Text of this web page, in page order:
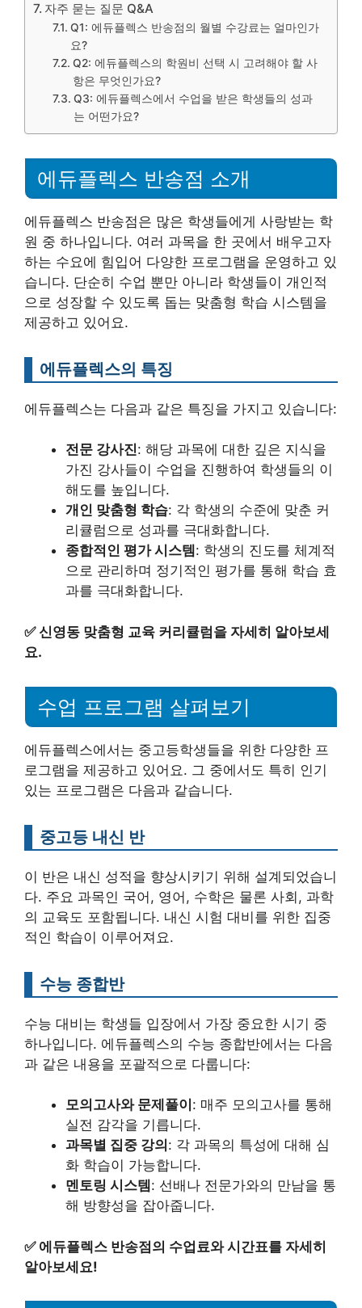
자주 묻는 질문 Q&A
Q1: 에듀플렉스 반송점의 월별 수강료는 얼마인가
요?
Q2: 에듀플렉스의 학원비 선택 시 고려해야 할 사
항은 무엇인가요?
Q3: 에듀플렉스에서 수업을 받은 학생들의 성과
는 어떤가요?
에듀플렉스 반송점 소개
에듀플렉스 반송점은 많은 학생들에게 사랑받는 학
원 중 하나입니다. 여러 과목을 한 곳에서 배우고자
하는 수요에 힘입어 다양한 프로그램을 운영하고 있
습니다. 단순히 수업 뿐만 아니라 학생들이 개인적
으로 성장할 수 있도록 돕는 맞춤형 학습 시스템을
제공하고 있어요.
에듀플렉스의 특징
에듀플렉스는 다음과 같은 특징을 가지고 있습니다:
전문 강사진: 해당 과목에 대한 깊은 지식을
가진 강사들이 수업을 진행하여 학생들의 이
해도를 높입니다.
개인 맞춤형 학습: 각 학생의 수준에 맞춘 커
리큘럼으로 성과를 극대화합니다.
종합적인 평가 시스템 : 학생의 진도를 체계적
으로 관리하며 정기적인 평가를 통해 학습 효
과를 극대화합니다.
✅신영동 맞춤형 교육 커리큘럼을 자세히 알아보세
요.
수업 프로그램 살펴보기
에듀플렉스에서는 중고등학생들을 위한 다양한 프
로그램을 제공하고 있어요. 그 중에서도 특히 인기
있는 프로그램은 다음과 같습니다.
중고등 내신 반
이 반은 내신 성적을 향상시키기 위해 설계되었습니
다. 주요 과목인 국어, 영어, 수학은 물론 사회, 과학
의 교육도 포함됩니다. 내신 시험 대비를 위한 집중
적인 학습이 이루어져요.
수능 종합반
수능 대비는 학생들 입장에서 가장 중요한 시기 중
하나입니다. 에듀플렉스의 수능 종합반에서는 다음
과 같은 내용을 포괄적으로 다룹니다:
모의고사와 문제풀이 : 매주 모의고사를 통해
실전 감각을 기릅니다.
과목별 집중 강의 : 각 과목의 특성에 대해 심
화 학습이 가능합니다.
멘토링 시스템 : 선배나 전문가와의 만남을 통
해 방향성을 잡아줍니다.
✅ 에듀플렉스 반송점의 수업료와 시간표를 자세히
알아보세요!